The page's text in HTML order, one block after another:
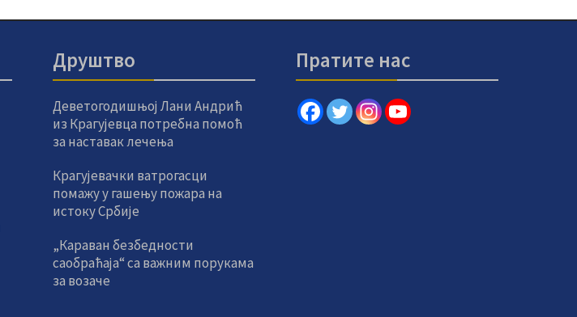
Друштво
Деветогодишњој Лани Андрић
из Крагујевца потребна помоћ
за наставак лечења
Крагујевачки ватрогасци
помажу у гашењу пожара на
истоку Србије
„Караван безбедности
саобраћаја“ са важним порукама
за возаче
Пратите нас